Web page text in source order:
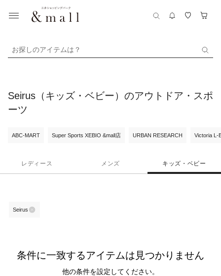
お探しのアイテムは？
Seirus（キッズ・ベビー）のアウトドア・スポ
ーツ
ABC-MART Super Sports XEBIO &mall店 URBAN RESEARCH Victoria L-
レディース メンズ キッズ・ベビー
Seirus
条件に一致するアイテムは見つかりません
他の条件を設定してください。